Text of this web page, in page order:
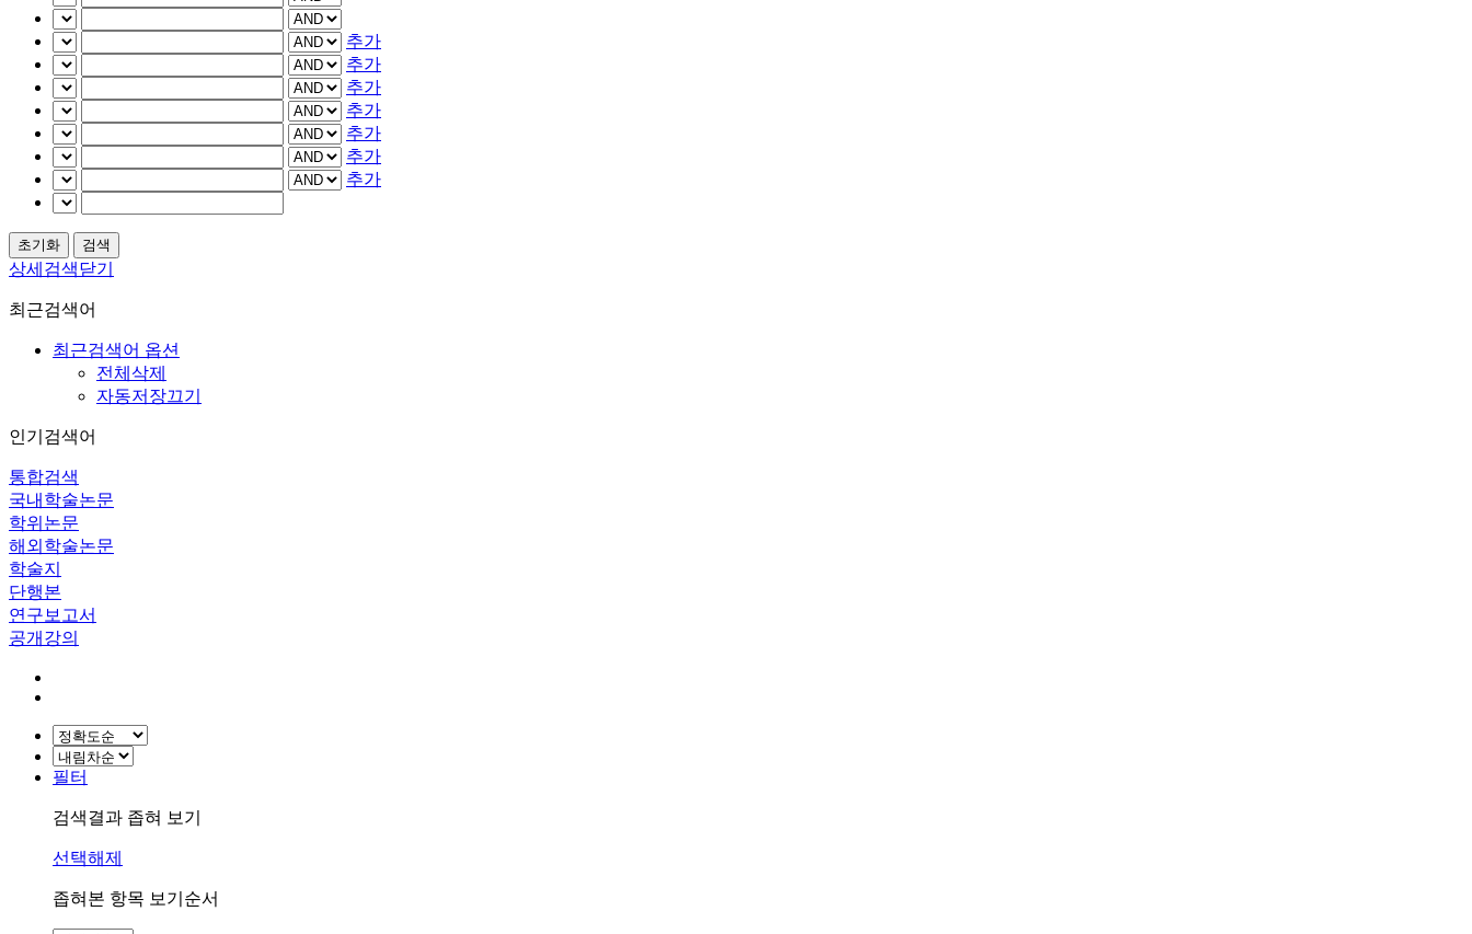
추가
추가
추가
추가
추가
추가
추가
상세검색닫기
최근검색어
최근검색어 옵션
전체삭제
자동저장끄기
인기검색어
통합검색
국내학술논문
학위논문
해외학술논문
학술지
단행본
연구보고서
공개강의
필터
검색결과 좁혀 보기
선택해제
좁혀본 항목 보기순서